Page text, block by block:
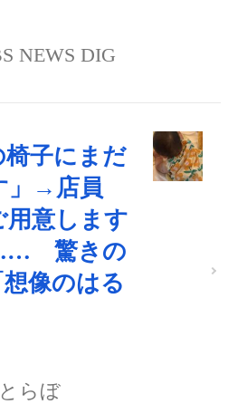
NEWS DIG
子にまだ
」→店員
用意します
驚きの
像のはる
らぼ